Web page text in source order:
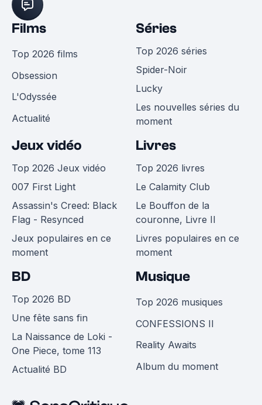
Films
Top 2026 films
Obsession
L'Odyssée
Actualité
Séries
Top 2026 séries
Spider-Noir
Lucky
Les nouvelles séries du
moment
Jeux vidéo
Top 2026 Jeux vidéo
007 First Light
Assassin's Creed: Black
Flag - Resynced
Jeux populaires en ce
moment
Livres
Top 2026 livres
Le Calamity Club
Le Bouffon de la
couronne, Livre II
Livres populaires en ce
moment
BD
Top 2026 BD
Une fête sans fin
La Naissance de Loki -
One Piece, tome 113
Actualité BD
Musique
Top 2026 musiques
CONFESSIONS II
Reality Awaits
Album du moment